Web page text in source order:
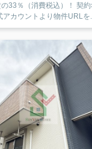
税込）！ 契約希望の物件があり
カウントより物件URLを